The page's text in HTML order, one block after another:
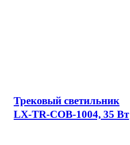
Трековый светильник
LX-TR-COB-1004, 35 Вт